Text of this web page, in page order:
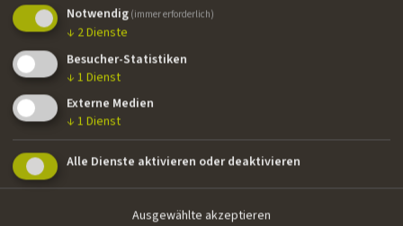
Foto: Das Wunder von Wörgl
Notwendig (immer erforderlich)
↓ 2Dienste
Besucher-Statistiken
↓ 1 Dienst
Externe Medien
↓ 1 Dienst
Alle Dienste aktivieren oder deaktivieren
Ausgewählte akzeptieren